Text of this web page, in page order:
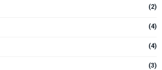
(2)
(4)
(4)
(3)